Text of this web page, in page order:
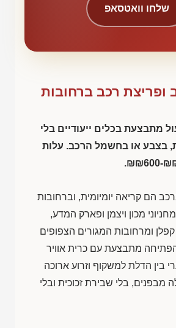
שלחו וואטסאפ
ופריצת רכב ברחובות
מתבצעת בכלים ייעודיים בלי
בצבע או בחשמל הרכב. עלות
₪₪600-
.
הם קריאה יומיומית, וברחובות
מכון ויצמן ופארק המדע,
קפלן ומרחובות המגורים הצפופים
מתבצעת עם כרית אוויר
בין הדלת למשקוף וזרוע ארוכה
מבפנים, בלי שבירת זכוכית ובלי